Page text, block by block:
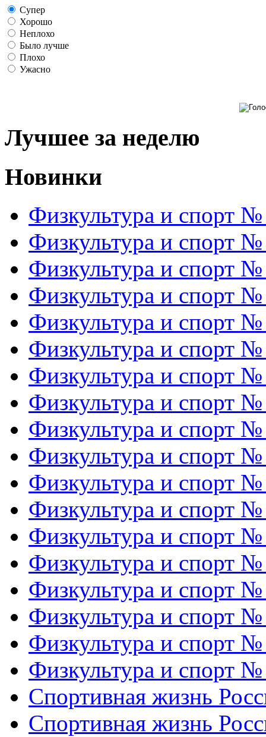
Супер
Хорошо
Неплохо
Было лучше
Плохо
Ужасно
Лучшее за неделю
Новинки
Физкультура и спорт
Физкультура и спорт
Физкультура и спорт
Физкультура и спорт
Физкультура и спорт
Физкультура и спорт
Физкультура и спорт
Физкультура и спорт
Физкультура и спорт
Физкультура и спорт
Физкультура и спорт
Физкультура и спорт
Физкультура и спорт
Физкультура и спорт
Физкультура и спорт
Физкультура и спорт
Физкультура и спорт
Физкультура и спорт
Спортивная жизнь
Спортивная жизнь